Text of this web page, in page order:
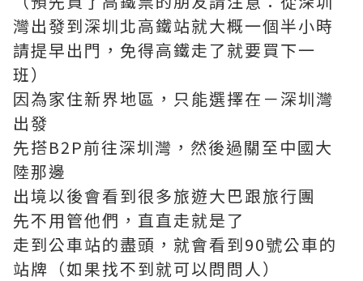
灣出發到深圳北高鐵站就大概一個半小時
請提早出門，免得高鐵走了就要買下一
班）
因為家住新界地區，只能選擇在－深圳灣
出發
先搭B2P前往深圳灣，然後過關至中國大
陸那邊
出境以後會看到很多旅遊大巴跟旅行團
先不用管他們，直直走就是了
走到公車站的盡頭，就會看到90號公車的
站牌（如果找不到就可以問問人）